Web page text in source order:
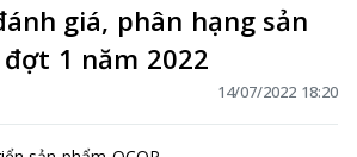
giá, phân hạng sản
đợt 1 năm 2022
14/07/2022 18:20